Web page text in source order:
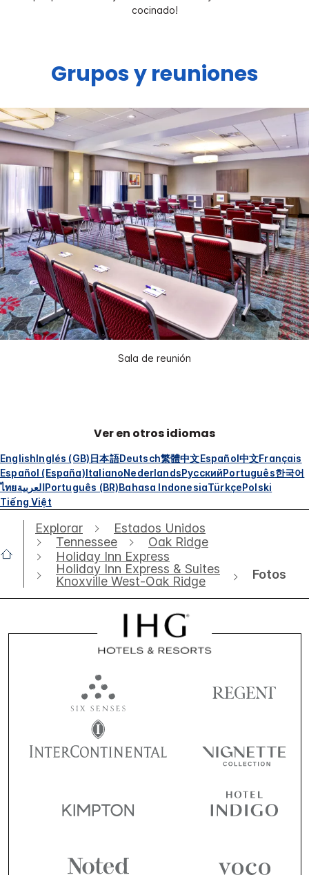
cocinado!
Grupos y reuniones
Sala de reunión
Ver en otros idiomas
EnglishInglés (GB)日本語Deutsch繁體中文Español中文Français
Español (España)ItalianoNederlandsРусскийPortuguês한국어
ไทยالعربيةPortuguês (BR)Bahasa IndonesiaTürkçePolski
Tiếng Việt
Explorar
Estados Unidos
Tennessee
Oak Ridge
Holiday Inn Express
Holiday Inn Express & Suites
Knoxville West-Oak Ridge
Fotos